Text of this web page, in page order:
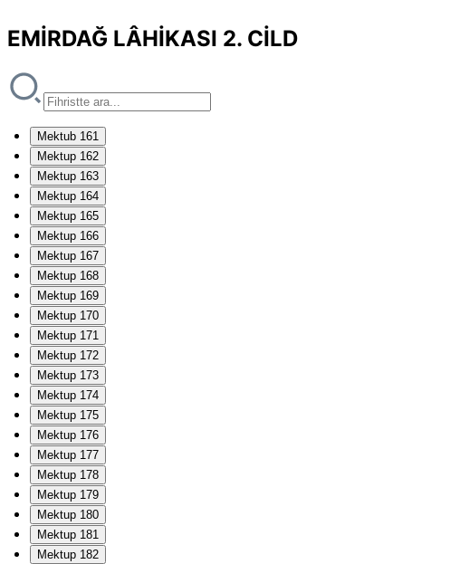
EMİRDAĞ LÂHİKASI 2. CİLD
Mektub 161
Mektup 162
Mektup 163
Mektup 164
Mektup 165
Mektup 166
Mektup 167
Mektup 168
Mektup 169
Mektup 170
Mektup 171
Mektup 172
Mektup 173
Mektup 174
Mektup 175
Mektup 176
Mektup 177
Mektup 178
Mektup 179
Mektup 180
Mektup 181
Mektup 182